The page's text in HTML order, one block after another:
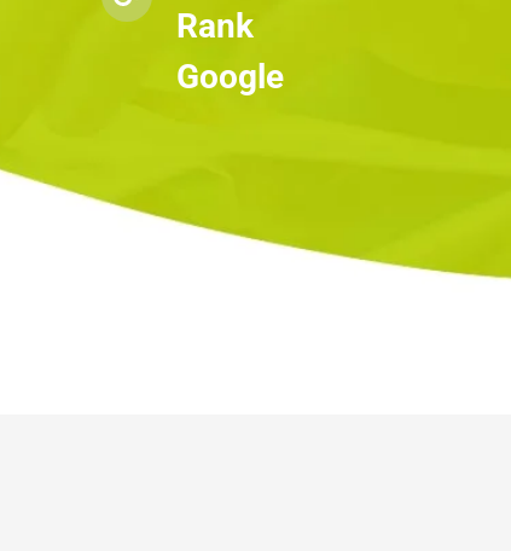
Rank
Google